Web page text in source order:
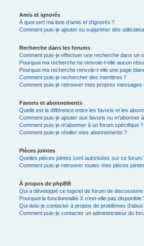
Amis et ignorés
À quoi sert ma liste d’amis et d’ignorés ?
Comment puis-je ajouter ou supprimer des
Recherche dans les forums
Comment puis-je effectuer une recherche dans un
Pourquoi ma recherche ne renvoie-t-elle aucun
Pourquoi ma recherche renvoie-t-elle une page
Comment puis-je rechercher des membres ?
Comment puis-je retrouver mes propres messages
Favoris et abonnements
Quelle est la différence entre les favoris et les
Comment puis-je ajouter aux favoris ou m’abonner
Comment puis-je m’abonner à un forum spécifique ?
Comment puis-je résilier mes abonnements ?
Pièces jointes
Quelles pièces jointes sont autorisées sur ce forum
Comment puis-je retrouver toutes mes pièces
À propos de phpBB
Qui a développé ce logiciel de forum de discussions
Pourquoi la fonctionnalité X n’est-elle pas disponible
Qui dois-je contacter à propos de problèmes
Comment puis-je contacter un administrateur du